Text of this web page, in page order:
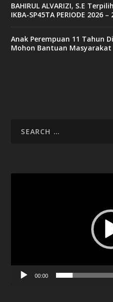
BAHIRUL ALVARIZI, S.E
IKBA-SP45TA PERIODE 2026 –
Anak Perempuan 11 Tahun
Mohon Bantuan Masyarakat
00:00